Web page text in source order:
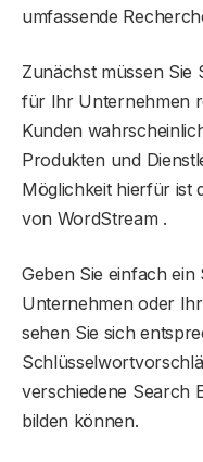
umfassende
Zunächst müssen Sie
für Ihr Unternehmen
Kunden
Produkten und
Möglichkeit hierfür ist
von WordStream .
Geben Sie einfach
Unternehmen oder
sehen Sie sich
verschiedene Search
bilden können.